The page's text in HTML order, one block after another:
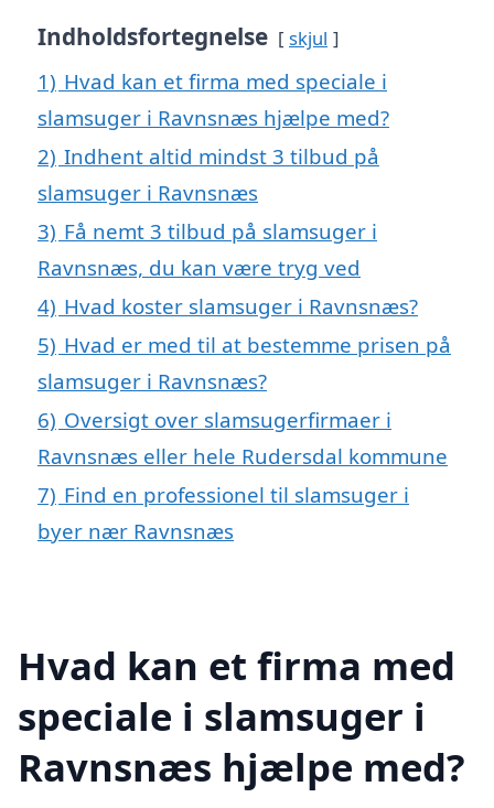
Indholdsfortegnelse skjul
1) Hvad kan et firma med speciale i
slamsuger i Ravnsnæs hjælpe med?
2) Indhent altid mindst 3 tilbud på
slamsuger i Ravnsnæs
3) Få nemt 3 tilbud på slamsuger i
Ravnsnæs, du kan være tryg ved
4) Hvad koster slamsuger i Ravnsnæs?
5) Hvad er med til at bestemme prisen på
slamsuger i Ravnsnæs?
6) Oversigt over slamsugerfirmaer i
Ravnsnæs eller hele Rudersdal kommune
7) Find en professionel til slamsuger i
byer nær Ravnsnæs
Hvad kan et firma med
speciale i slamsuger i
Ravnsnæs hjælpe med?